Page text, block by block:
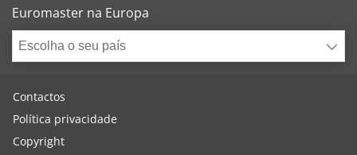
Euromaster na Europa
Escolha o seu país
Contactos
Política privacidade
Copyright